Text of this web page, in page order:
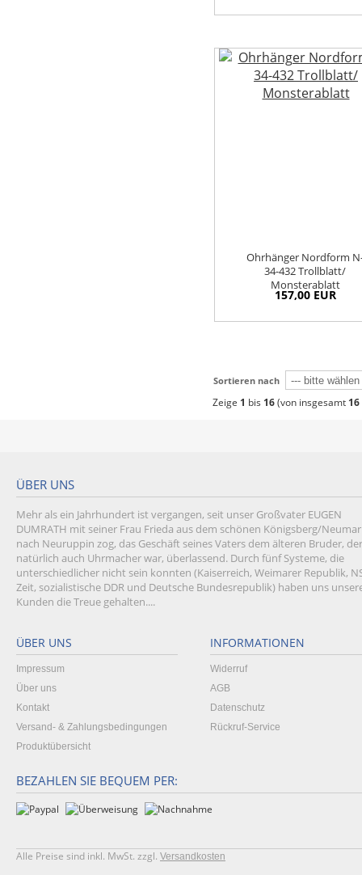
Ohrhänger Nordform
34-432 Trollblatt/
Monsterablatt
157,00 EUR
Sortieren nach
Zeige 1 bis 16(von insgesamt 16
ÜBER UNS
Mehr als ein Jahrhundert ist vergangen, seit unser Großvater EUGEN
DUMRATH mit seiner Frau Frieda aus dem schönen Königsberg/
nach Neuruppin zog, das Geschäft seines Vaters dem älteren Bruder, der
natürlich auch Uhrmacher war, überlassend. Durch fünf Systeme, die
unterschiedlicher nicht sein konnten (Kaiserreich, Weimarer Republik,
Zeit, sozialistische DDR und Deutsche Bundesrepublik) haben uns
Kunden die Treue gehalten....
ÜBER UNS
Impressum
Über uns
Kontakt
Versand- & Zahlungsbedingungen
Produktübersicht
INFORMATIONEN
Widerruf
AGB
Datenschutz
Rückruf-Service
BEZAHLEN SIE BEQUEM PER:
Alle Preise sind inkl. MwSt. zzgl. Versandkosten